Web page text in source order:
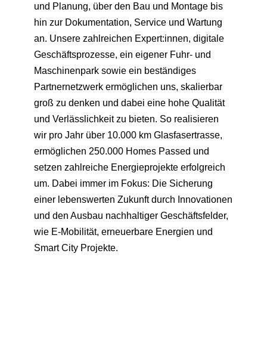
und Planung, über den Bau und Montage bis
hin zur Dokumentation, Service und Wartung
an. Unsere zahlreichen Expert:innen, digitale
Geschäftsprozesse, ein eigener Fuhr- und
Maschinenpark sowie ein beständiges
Partnernetzwerk ermöglichen uns, skalierbar
groß zu denken und dabei eine hohe Qualität
und Verlässlichkeit zu bieten. So realisieren
wir pro Jahr über 10.000 km Glasfasertrasse,
ermöglichen 250.000 Homes Passed und
setzen zahlreiche Energieprojekte erfolgreich
um. Dabei immer im Fokus: Die Sicherung
einer lebenswerten Zukunft durch Innovationen
und den Ausbau nachhaltiger Geschäftsfelder,
wie E-Mobilität, erneuerbare Energien und
Smart City Projekte.